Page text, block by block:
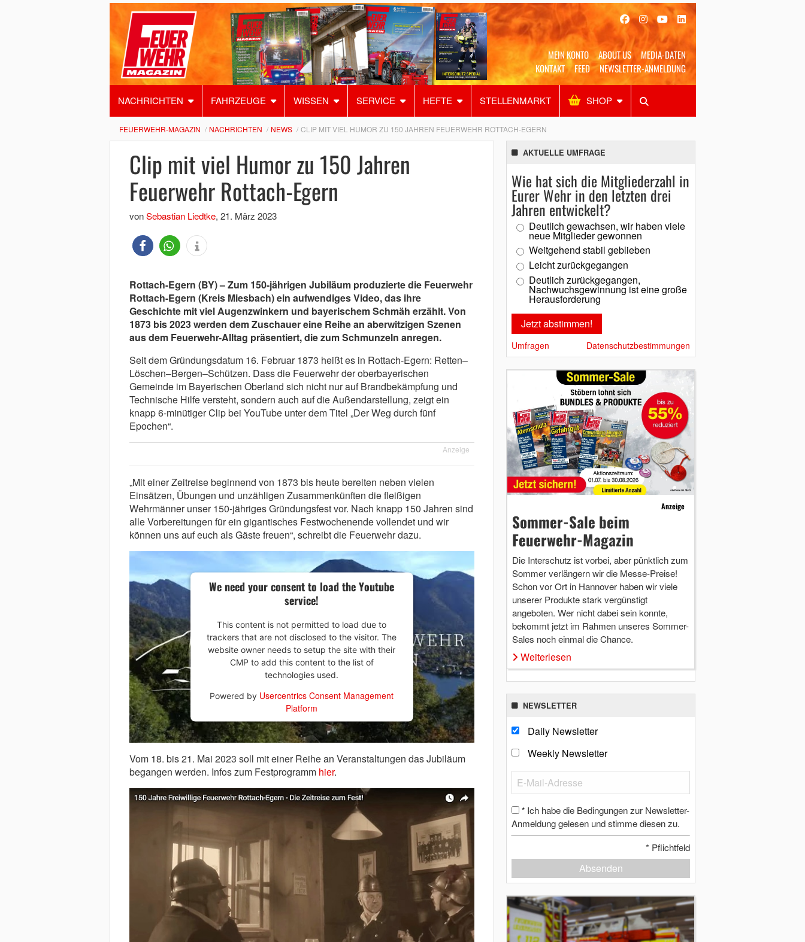
MEIN KONTO ABOUT US
MEDIA-DATEN
KONTAKT
FEED NEWSLETTER-ANMELDUNG
NACHRICHTEN FAHRZEUGE WISSEN SERVICE HEFTE STELLENMARKT SHOP
Alles Shop SUCHEN
FEUERWEHR-MAGAZIN NACHRICHTEN NEWS CLIP MIT VIEL HUMOR ZU 150 JAHREN FEUERWEHR ROTTACH-EGERN
Clip mit viel Humor zu 150 Jahren
Feuerwehr Rottach-Egern
vonSebastian Liedtke, 21. März 2023
Rottach-Egern (BY) – Zum 150-jährigen Jubiläum produzierte die Feuerwehr
Rottach-Egern (Kreis Miesbach) ein aufwendiges Video, das ihre
Geschichte mit viel Augenzwinkern und bayerischem Schmäh erzählt. Von
1873 bis 2023 werden dem Zuschauer eine Reihe an aberwitzigen Szenen
aus dem Feuerwehr-Alltag präsentiert, die zum Schmunzeln anregen.
Seit dem Gründungsdatum 16. Februar 1873 heißt es in Rottach-Egern: Retten–
Löschen–Bergen–Schützen. Dass die Feuerwehr der oberbayerischen
Gemeinde im Bayerischen Oberland sich nicht nur auf Brandbekämpfung und
Technische Hilfe versteht, sondern auch auf die Außendarstellung, zeigt ein
knapp 6-minütiger Clip bei YouTube unter dem Titel „Der Weg durch fünf
Epochen“.
Anzeige
„Mit einer Zeitreise beginnend von 1873 bis heute bereiten neben vielen
Einsätzen, Übungen und unzähligen Zusammenkünften die fleißigen
Wehrmänner unser 150-jähriges Gründungsfest vor. Nach knapp 150 Jahren sind
alle Vorbereitungen für ein gigantisches Festwochenende vollendet und wir
können uns auf euch als Gäste freuen“, schreibt die Feuerwehr dazu.
We need your consent to load the Youtube
service!
This content is not permitted to load due to
trackers that are not disclosed to the visitor. The
website owner needs to setup the site with their
CMP to add this content to the list of
technologies used.
Powered by Usercentrics Consent Management
Platform
Vom 18. bis 21. Mai 2023 soll mit einer Reihe an Veranstaltungen das Jubiläum
begangen werden. Infos zum Festprogramm hier.
AKTUELLE UMFRAGE
Wie hat sich die Mitgliederzahl in
Eurer Wehr in den letzten drei
Jahren entwickelt?
Deutlich gewachsen, wir haben viele
neue Mitglieder gewonnen
Weitgehend stabil geblieben
Leicht zurückgegangen
Deutlich zurückgegangen,
Nachwuchsgewinnung ist eine große
Herausforderung
Umfragen Datenschutzbestimmungen
Anzeige
Sommer-Sale beim
Feuerwehr-Magazin
Die Interschutz ist vorbei, aber pünktlich zum
Sommer verlängern wir die Messe-Preise!
Schon vor Ort in Hannover haben wir viele
unserer Produkte stark vergünstigt
angeboten. Wer nicht dabei sein konnte,
bekommt jetzt im Rahmen unseres Sommer-
Sales noch einmal die Chance.
Weiterlesen
NEWSLETTER
Daily Newsletter
Weekly Newsletter
* Ich habe die Bedingungen zur Newsletter-
Anmeldung gelesen und stimme diesen zu.
* Pflichtfeld
Absenden